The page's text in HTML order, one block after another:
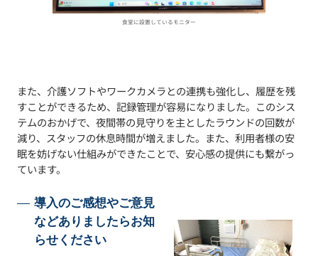
食堂に設置しているモニター
また、介護ソフトやワークカメラとの連携も強化し、履歴を残
すことができるため、記録管理が容易になりました。このシス
テムのおかげで、夜間帯の見守りを主としたラウンドの回数が
減り、スタッフの休息時間が増えました。また、利用者様の安
眠を妨げない仕組みができたことで、安心感の提供にも繋がっ
ています。
導入のご感想やご意見
などありましたらお知
らせください